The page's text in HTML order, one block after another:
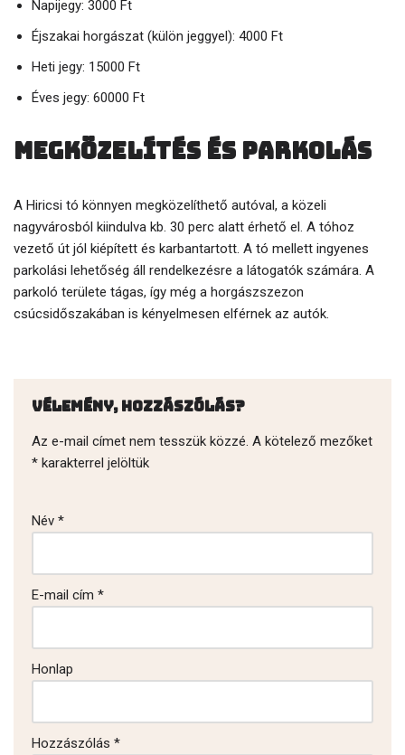
Napijegy: 3000 Ft
Éjszakai horgászat (külön jeggyel): 4000 Ft
Heti jegy: 15000 Ft
Éves jegy: 60000 Ft
Megközelítés és parkolás
A Hiricsi tó könnyen megközelíthető autóval, a közeli
nagyvárosból kiindulva kb. 30 perc alatt érhető el. A tóhoz
vezető út jól kiépített és karbantartott. A tó mellett ingyenes
parkolási lehetőség áll rendelkezésre a látogatók számára. A
parkoló területe tágas, így még a horgászszezon
csúcsidőszakában is kényelmesen elférnek az autók.
Vélemény, hozzászólás?
Az e-mail címet nem tesszük közzé. A kötelező mezőket
* karakterrel jelöltük
Név *
E-mail cím *
Honlap
Hozzászólás *